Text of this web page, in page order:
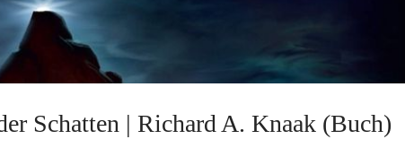
Schatten | Richard A. Knaak (Buch)